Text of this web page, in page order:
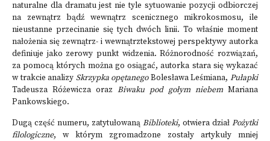
naturalne dla dramatu jest nie tyle sytuowanie pozycji odbiorczej
na zewnątrz bądź wewnątrz scenicznego mikrokosmosu, ile
nieustanne przecinanie się tych dwóch linii. To właśnie moment
nałożenia się zewnątrz- i wewnątrztekstowej perspektywy autorka
definiuje jako zerowy punkt widzenia. Różnorodność rozwiązań,
za pomocą których można go osiągać, autorka stara się wykazać
w trakcie analizy Skrzypka opętanegoBolesława Leśmiana,Pułapki
Tadeusza Różewicza oraz Biwaku pod gołym niebem Mariana
Pankowskiego.
Dugą część numeru, zatytułowaną Biblioteki, otwiera dział Pożytki
filologiczne, w którym zgromadzone zostały artykuły mniej